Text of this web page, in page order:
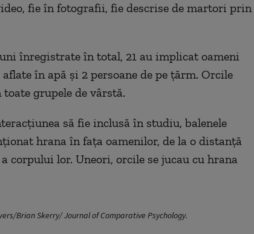
fie în fotografii, fie descrise de martori prin
înregistrate în total, 21 au implicat oameni
în apă și 2 persoane de pe țărm. Orcile
grupele de vârstă.
să fie inclusă în studiu, balenele
hrana în fața oamenilor, de la o distanță
corpului lor. Uneori, orcile se jucau cu hrana
Brian Skerry/ Journal of Comparative Psychology.